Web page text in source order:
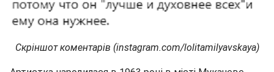
Скріншот коментарів (instagram.com/lolitamilyavskaya)